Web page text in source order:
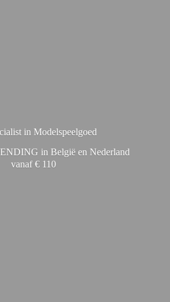
in Modelspeelgoed
in België en Nederland
vanaf € 110